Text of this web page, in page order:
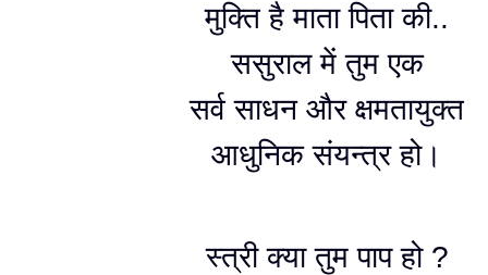
मुक्ति है माता पिता की..
ससुराल में तुम एक
सर्व साधन और क्षमतायुक्त
आधुनिक संयन्त्र हो।
स्त्री क्या तुम पाप हो ?